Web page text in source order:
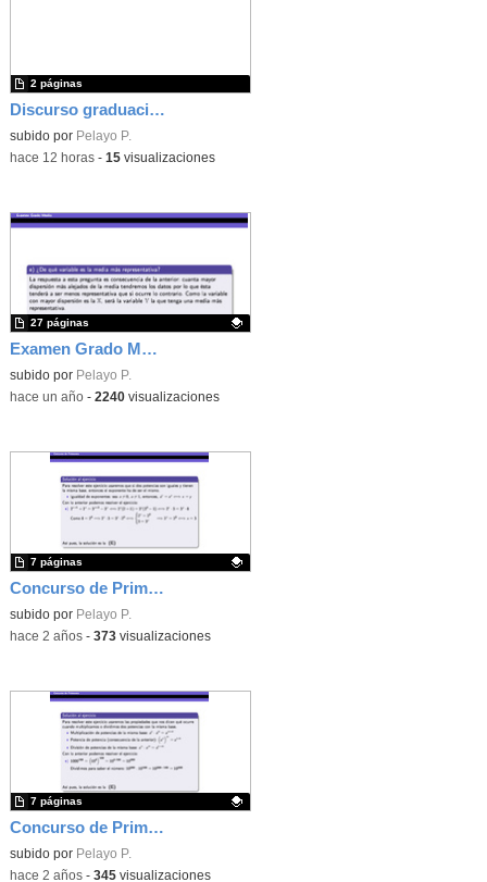
Discurso graduación 4º ESO - Curso 25/26
subido por Pelayo P.
2 páginas
-hace 12 horas- 15visualizaciones
Examen Grado Medio - Matemáticas - 2024 - CAM
Contenido educativo.
subido por Pelayo P.
27 páginas
-hace un año- 2240visualizaciones
Concurso de Primavera - 2010 - Fase 1 - Nivel 4 - Ejercicio 12
Contenido educativo.
subido por Pelayo P.
7 páginas
-hace 2 años- 373visualizaciones
Concurso de Primavera - 2011 - Fase 2 - Nivel 2 - Ejercicio 11
Contenido educativo.
subido por Pelayo P.
7 páginas
-hace 2 años- 345visualizaciones